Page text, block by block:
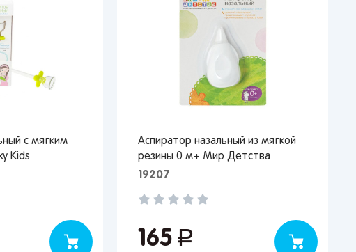
с мягким
Kids
Аспиратор назальный из мягкой
резины 0 м+ Мир Детства
19207
165руб.